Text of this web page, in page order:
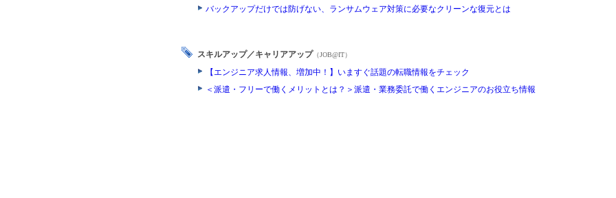
バックアップだけでは防げない、ランサムウェア対策に必要なクリーンな復元とは
スキルアップ／キャリアアップ （JOB@IT）
【エンジニア求人情報、増加中！】いますぐ話題の転職情報をチェック
＜派遣・フリーで働くメリットとは？＞派遣・業務委託で働くエンジニアのお役立ち情報